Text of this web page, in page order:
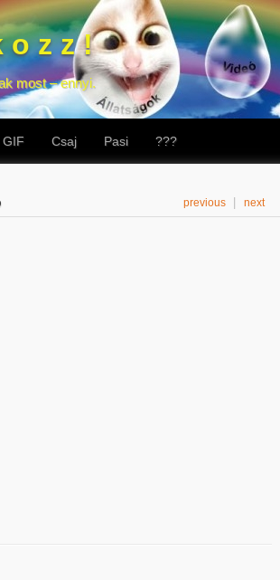
o z z !
most – ennyi.
GIF Csaj Pasi ???
previous next